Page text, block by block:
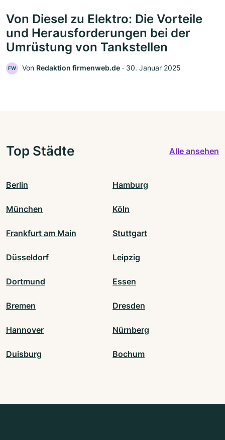
Von Diesel zu Elektro: Die Vorteile
und Herausforderungen bei der
Umrüstung von Tankstellen
FW Von Redaktion firmenweb.de ‧ 30. Januar 2025
Top Städte Alle ansehen
Berlin Hamburg
München Köln
Frankfurt am Main Stuttgart
Düsseldorf Leipzig
Dortmund Essen
Bremen Dresden
Hannover Nürnberg
Duisburg Bochum